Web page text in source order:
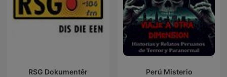
RSG Dokumentêr Perú Misterio